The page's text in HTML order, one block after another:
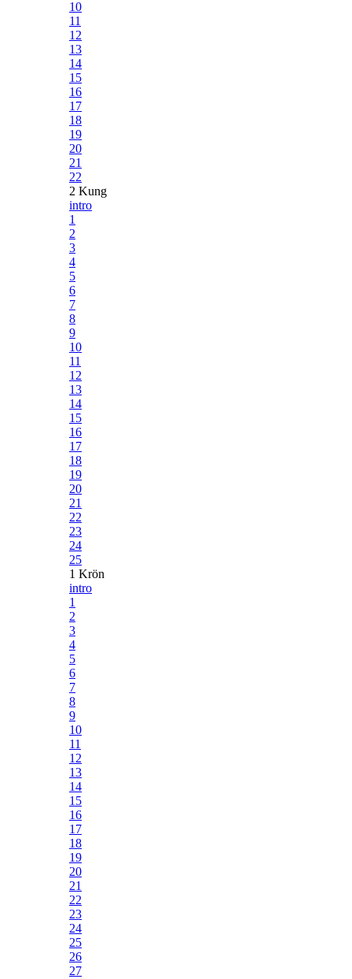
10
11
12
13
14
15
16
17
18
19
20
21
22
2 Kung
intro
1
2
3
4
5
6
7
8
9
10
11
12
13
14
15
16
17
18
19
20
21
22
23
24
25
1 Krön
intro
1
2
3
4
5
6
7
8
9
10
11
12
13
14
15
16
17
18
19
20
21
22
23
24
25
26
27